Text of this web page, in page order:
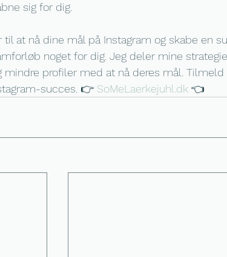
sig for dig.
til at nå dine mål på Instagram og skabe en
noget for dig. Jeg deler mine
mindre profiler med at nå deres mål.
succes. 👉 SoMeLaerkejuhl.dk 👈